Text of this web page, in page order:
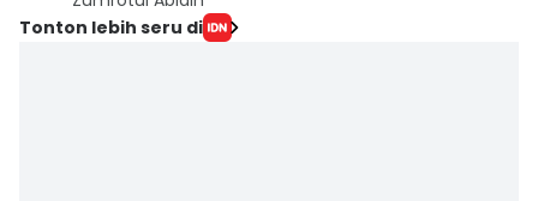
Tonton lebih seru di